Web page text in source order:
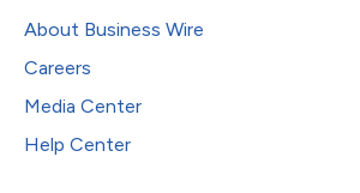
About Business Wire
Careers
Media Center
Help Center